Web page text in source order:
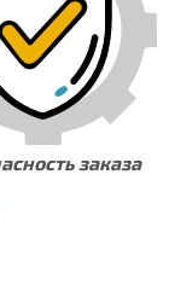
заказа